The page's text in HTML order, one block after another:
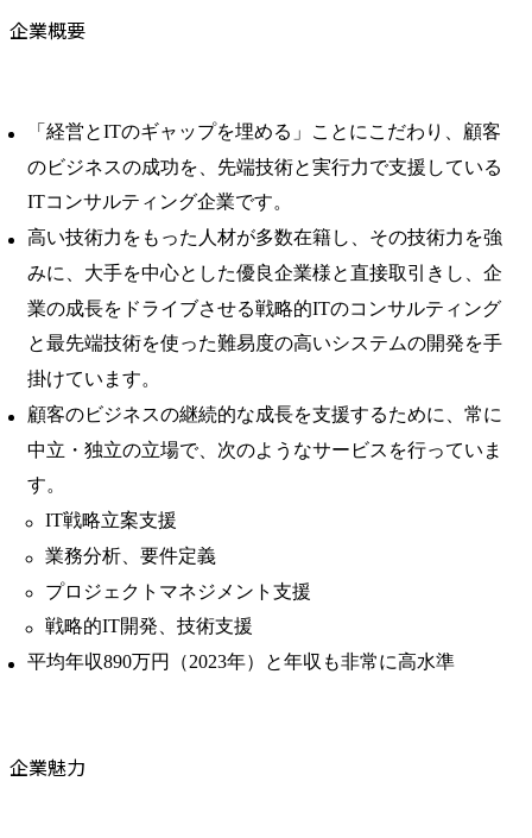
企業概要
「経営とITのギャップを埋める」ことにこだわり、顧客
のビジネスの成功を、先端技術と実行力で支援している
ITコンサルティング企業です。
高い技術力をもった人材が多数在籍し、その技術力を強
みに、大手を中心とした優良企業様と直接取引きし、企
業の成長をドライブさせる戦略的ITのコンサルティング
と最先端技術を使った難易度の高いシステムの開発を手
掛けています。
顧客のビジネスの継続的な成長を支援するために、常に
中立・独立の立場で、次のようなサービスを行っていま
す。
IT戦略立案支援
業務分析、要件定義
プロジェクトマネジメント支援
戦略的IT開発、技術支援
平均年収890万円（2023年）と年収も非常に高水準
企業魅力